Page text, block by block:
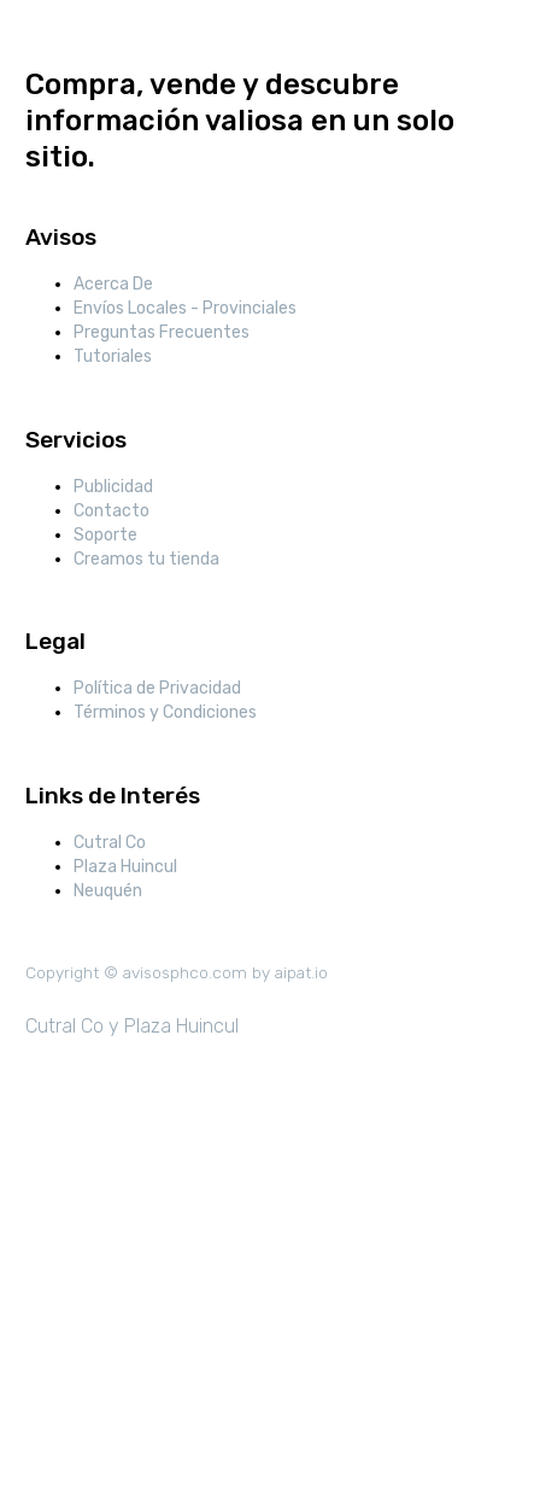
Compra, vende y descubre
información valiosa en un solo
sitio.
Avisos
Acerca De
Envíos Locales - Provinciales
Preguntas Frecuentes
Tutoriales
Servicios
Publicidad
Contacto
Soporte
Creamos tu tienda
Legal
Política de Privacidad
Términos y Condiciones
Links de Interés
Cutral Co
Plaza Huincul
Neuquén
Copyright © avisosphco.com by aipat.io
Cutral Co y Plaza Huincul